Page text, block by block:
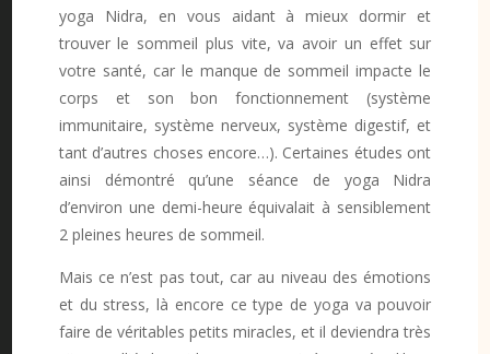
yoga Nidra, en vous aidant à mieux dormir et
trouver le sommeil plus vite, va avoir un effet sur
votre santé, car le manque de sommeil impacte le
corps et son bon fonctionnement (système
immunitaire, système nerveux, système digestif, et
tant d’autres choses encore…). Certaines études ont
ainsi démontré qu’une séance de yoga Nidra
d’environ une demi-heure équivalait à sensiblement
2 pleines heures de sommeil.
Mais ce n’est pas tout, car au niveau des émotions
et du stress, là encore ce type de yoga va pouvoir
faire de véritables petits miracles, et il deviendra très